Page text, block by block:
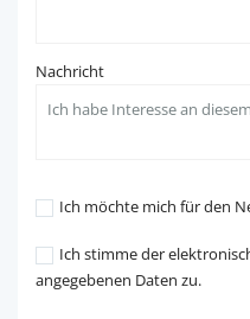
Nachricht
Ich möchte mich für den
Ich stimme der
angegebenen Daten zu.